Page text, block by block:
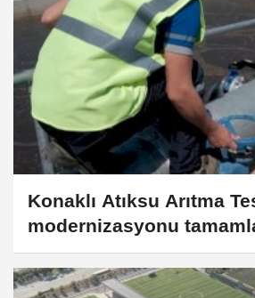
Konaklı Atıksu Arıtma
modernizasyonu